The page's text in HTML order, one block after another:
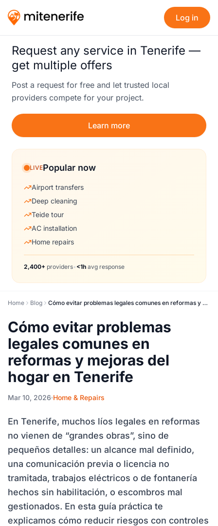
Log in
Request any service in Tenerife —
get multiple offers
Post a request for free and let trusted local
providers compete for your project.
Learn more
LIVEPopular now
Airport transfers
Deep cleaning
Teide tour
AC installation
Home repairs
2,400+ providers• <1h avg response
Home Blog Cómo evitar problemas legales comunes en reformas y mejoras del hogar en Tenerife
Cómo evitar problemas
legales comunes en
reformas y mejoras del
hogar en Tenerife
Mar 10, 2026 Home & Repairs
En Tenerife, muchos líos legales en reformas
no vienen de “grandes obras”, sino de
pequeños detalles: un alcance mal definido,
una comunicación previa o licencia no
tramitada, trabajos eléctricos o de fontanería
hechos sin habilitación, o escombros mal
gestionados. En esta guía práctica te
explicamos cómo reducir riesgos con controles